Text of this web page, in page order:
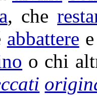
, che
abbattere
o chi